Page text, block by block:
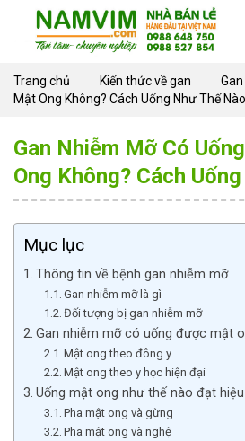
content
Trang chủ Kiến thức về gan
Mật Ong Không? Cách Uống Như Thế
Gan Nhiễm Mỡ Có
Ong Không? Cách
Mục lục
Thông tin về bệnh gan nhiễm mỡ
Gan nhiễm mỡ là gì
Đối tượng bị gan nhiễm mỡ
Gan nhiễm mỡ có uống được mật
Mật ong theo đông y
Mật ong theo y học hiện đại
Uống mật ong như thế nào đạt
Pha mật ong và gừng
Pha mật ong và nghệ